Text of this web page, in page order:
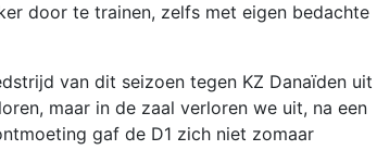
door te trainen, zelfs met eigen bedachte
van dit seizoen tegen KZ Danaïden uit
maar in de zaal verloren we uit, na een
gaf de D1 zich niet zomaar